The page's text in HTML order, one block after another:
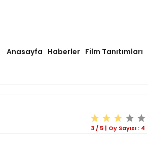
Anasayfa Haberler Film Tanıtımları
3 / 5 | Oy Sayısı : 4